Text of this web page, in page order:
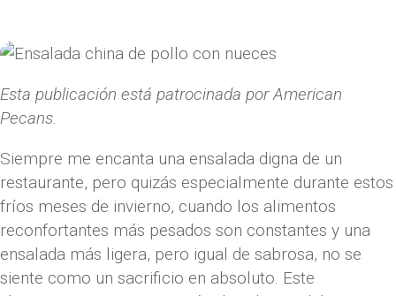
Esta publicación está patrocinada por American
Pecans.
Siempre me encanta una ensalada digna de un
restaurante, pero quizás especialmente durante estos
fríos meses de invierno, cuando los alimentos
reconfortantes más pesados ​​son constantes y una
ensalada más ligera, pero igual de sabrosa, no se
siente como un sacrificio en absoluto. Este